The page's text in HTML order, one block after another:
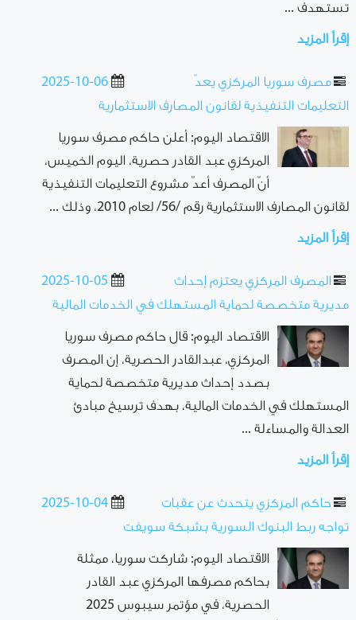
تستهدف ...
إقرأ المزيد
2025-10-06
مصرف سوريا المركزي يعدّ
التعليمات التنفيذية لقانون المصارف الاستثمارية
الاقتصاد اليوم: أعلن حاكم مصرف سوريا
المركزي عبد القادر حصرية، اليوم الخميس،
أنّ المصرف أعدّ مشروع التعليمات التنفيذية
لقانون المصارف الاستثمارية رقم /56/ لعام 2010، وذلك ...
إقرأ المزيد
2025-10-05
المصرف المركزي يعتزم إحداث
مديرية متخصصة لحماية المستهلك في الخدمات المالية
الاقتصاد اليوم: قال حاكم مصرف سوريا
المركزي، عبدالقادر الحصرية، إن المصرف
بصدد إحداث مديرية متخصصة لحماية
المستهلك في الخدمات المالية، بهدف ترسيخ مبادئ
العدالة والمساءلة ...
إقرأ المزيد
2025-10-04
حاكم المركزي يتحدث عن عقبات
تواجه ربط البنوك السورية بشبكة سويفت
الاقتصاد اليوم: شاركت سوريا، ممثلة
بحاكم مصرفها المركزي عبد القادر
الحصرية، في مؤتمر سيبوس 2025